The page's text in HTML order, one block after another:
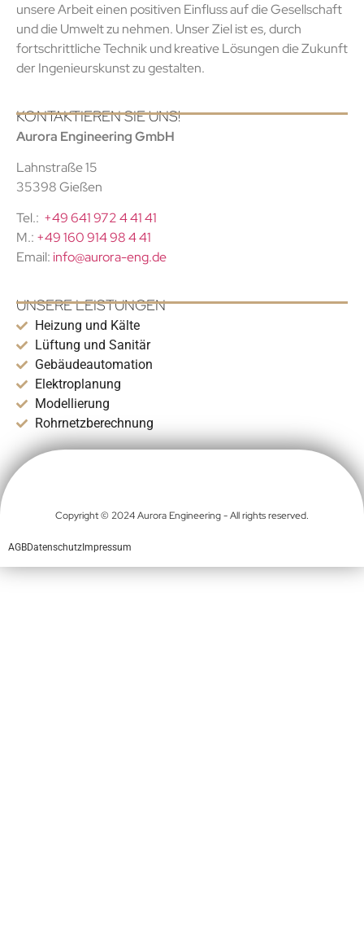
unsere Arbeit einen positiven Einfluss auf die Gesellschaft
und die Umwelt zu nehmen. Unser Ziel ist es, durch
fortschrittliche Technik und kreative Lösungen die Zukunft
der Ingenieurskunst zu gestalten.
KONTAKTIEREN SIE UNS!
Aurora Engineering GmbH
Lahnstraße 15
35398 Gießen
Tel.: +49 641 972 4 41 41
M.: +49 160 914 98 4 41
Email: info@aurora-eng.de
UNSERE LEISTUNGEN
Heizung und Kälte
Lüftung und Sanitär
Gebäudeautomation
Elektroplanung
Modellierung
Rohrnetzberechnung